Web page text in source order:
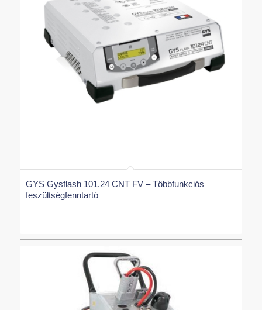
GYS Gysflash 101.24 CNT FV – Többfunkciós
feszültségfenntartó